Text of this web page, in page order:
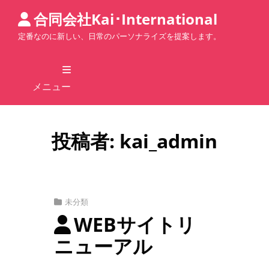
合同会社Kai･International
定番なのに新しい、日常のパーソナライズを提案します。
メニュー
投稿者: kai_admin
カ
テ
ゴ
未分類
WEBサイトリ
ニューアル